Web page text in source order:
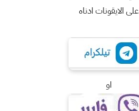
على الايقونات ادناه
او